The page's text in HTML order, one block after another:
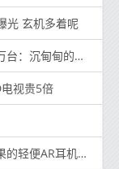
光 玄机多着呢
甸甸的半年答卷
视贵5倍
后备副显示屏的旗舰手机